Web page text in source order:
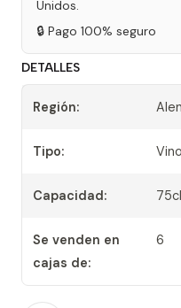
Unidos.
🔒 Pago 100% seguro
DETALLES
Región:
Tipo:
Capacidad: 75cl
Se venden en
cajas de:
6